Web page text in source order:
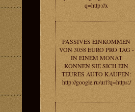
q=http://x
PASSIVES EINKOMMEN
VON 3058 EURO PRO TAG -
IN EINEM MONAT
KONNEN SIE SICH EIN
TEURES AUTO KAUFEN:
http://google.ru/url?q=https:/